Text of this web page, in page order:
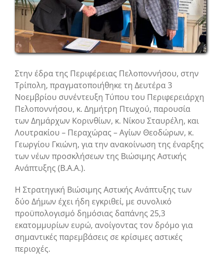
Στην έδρα της Περιφέρειας Πελοποννήσου, στην
Τρίπολη, πραγματοποιήθηκε τη Δευτέρα 3
Νοεμβρίου συνέντευξη Τύπου του Περιφερειάρχη
Πελοποννήσου, κ. Δημήτρη Πτωχού, παρουσία
των Δημάρχων Κορινθίων, κ. Νίκου Σταυρέλη, και
Λουτρακίου – Περαχώρας – Αγίων Θεοδώρων, κ.
Γεωργίου Γκιώνη, για την ανακοίνωση της έναρξης
των νέων προσκλήσεων της Βιώσιμης Αστικής
Ανάπτυξης (Β.Α.Α.).
Η Στρατηγική Βιώσιμης Αστικής Ανάπτυξης των
δύο Δήμων έχει ήδη εγκριθεί, με συνολικό
προϋπολογισμό δημόσιας δαπάνης 25,3
εκατομμυρίων ευρώ, ανοίγοντας τον δρόμο για
σημαντικές παρεμβάσεις σε κρίσιμες αστικές
περιοχές.